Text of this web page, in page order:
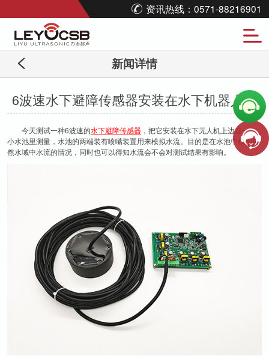
资讯热线：0571-88216901
新闻详情
6波速水下避障传感器安装在水下机器人上
今天测试一种6波速的水下避障传感器，把它安装在水下无人机上边在一个
小水池里测量，水池的两端装有喷嘴装置用来模拟水流。目的是在水池中模拟自
然水域中水流的情况，同时也可以得知水流会不会对测试结果有影响。